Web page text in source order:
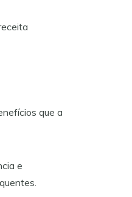
que a
e